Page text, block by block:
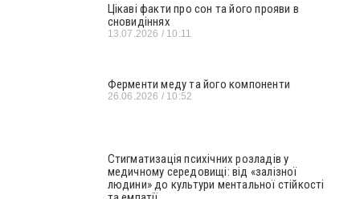
Цікаві факти про сон та його прояви в
сновидіннях
13.07.2026 10:11
Ферменти меду та його компоненти
26.06.2026 10:52
Стигматизація психічних розладів у
медичному середовищі: від «залізної
людини» до культури ментальної стійкості